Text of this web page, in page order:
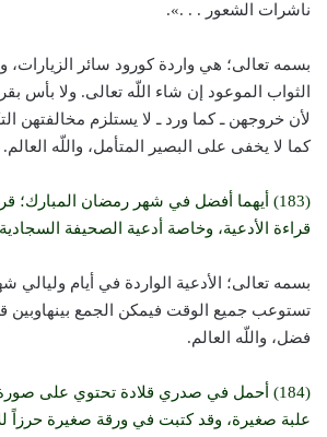
ناشرات الشعور . . .».
بسمه تعالى؛ هي واردة كورود سائر الزيارات،
الثواب الموعود إن شاء اللّه تعالى. ولا بأس
لأن خروجهن ـ كما ورد ـ لا يستلزم مخالفتهن
كما لا يخفى على البصير المتأمل، واللّه العالم.
(183) أيهما أفضل في شهر رمضان المبارك؛
قراءة الأدعية، وخاصة أدعية الصحيفة
بسمه تعالى؛ الأدعية الواردة في أيام وليالي
تستوعب جميع الوقت فيمكن الجمع بينهاوبين
فضل، واللّه العالم.
(184) أحمل في صدري قلادة تحتوي على
علبة صغيرة، وقد كتبت في ورقة صغيرة حرزاً